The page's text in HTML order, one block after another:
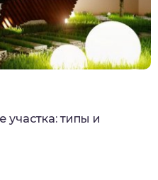
типы и